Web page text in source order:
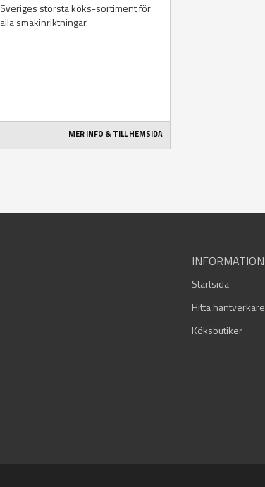
Sveriges största köks-sortiment för
alla smakinriktningar.
MER INFO & TILL HEMSIDA
INFORMATION
Startsida
Hitta hantverkare
Köksbutiker